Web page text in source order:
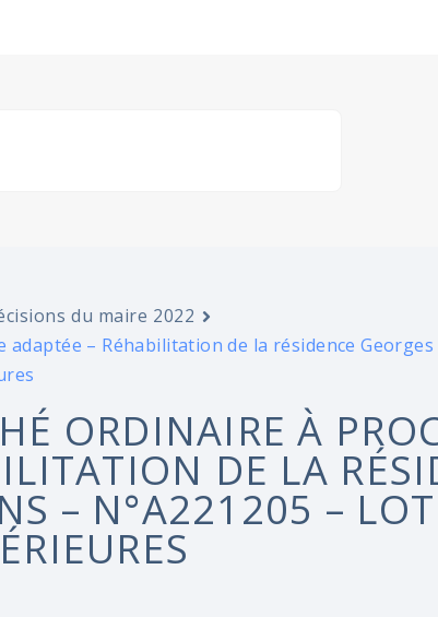
du maire 2022
– Réhabilitation de la résidence Georges
ORDINAIRE À
DE LA
– N°A221205 –